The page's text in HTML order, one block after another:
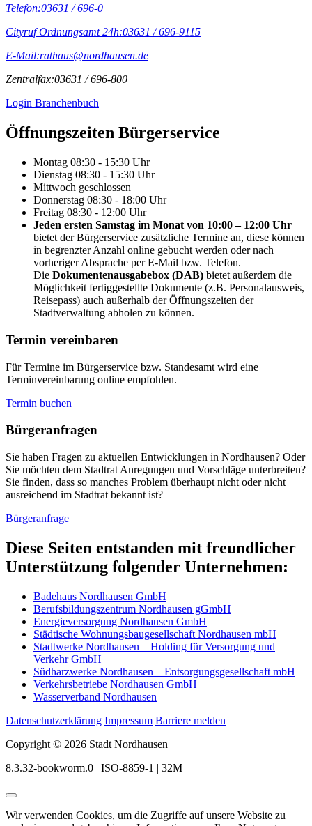
Telefon:03631 / 696-0
Cityruf Ordnungsamt 24h:03631 / 696-9115
E-Mail:rathaus@nordhausen.de
Zentralfax:03631 / 696-800
Login Branchenbuch
Öffnungs­zeiten Bürgerservice
Montag 08:30 - 15:30 Uhr
Dienstag 08:30 - 15:30 Uhr
Mittwoch geschlossen
Donnerstag 08:30 - 18:00 Uhr
Freitag 08:30 - 12:00 Uhr
Jeden ersten Samstag im Monat von 10:00 – 12:00 Uhr
bietet der Bürgerservice zusätzliche Termine an, diese können
in begrenzter Anzahl online gebucht werden oder nach
vorheriger Absprache per E-Mail bzw. Telefon.
Die Dokumentenausgabebox (DAB) bietet außerdem die
Möglichkeit fertiggestellte Dokumente (z.B. Personalausweis,
Reisepass) auch außerhalb der Öffnungszeiten der
Stadtverwaltung abholen zu können.
Termin vereinbaren
Für Termine im Bürgerservice bzw. Standesamt wird eine
Terminvereinbarung online empfohlen.
Termin buchen
Bürger­anfragen
Sie haben Fragen zu aktuellen Entwicklungen in Nordhausen? Oder
Sie möchten dem Stadtrat Anregungen und Vorschläge unterbreiten?
Sie finden, dass so manches Problem überhaupt nicht oder nicht
ausreichend im Stadtrat bekannt ist?
Bürgeranfrage
Diese Seiten entstanden mit freundlicher
Unterstützung folgender Unternehmen:
Badehaus Nordhausen GmbH
Berufsbildungszentrum Nordhausen gGmbH
Energieversorgung Nordhausen GmbH
Städtische Wohnungsbaugesellschaft Nordhausen mbH
Stadtwerke Nordhausen – Holding für Versorgung und
Verkehr GmbH
Südharzwerke Nordhausen – Entsorgungsgesellschaft mbH
Verkehrsbetriebe Nordhausen GmbH
Wasserverband Nordhausen
Datenschutzerklärung Impressum Barriere melden
Copyright © 2026 Stadt Nordhausen
8.3.32-bookworm.0 | ISO-8859-1 | 32M
Wir verwenden Cookies, um die Zugriffe auf unsere Website zu